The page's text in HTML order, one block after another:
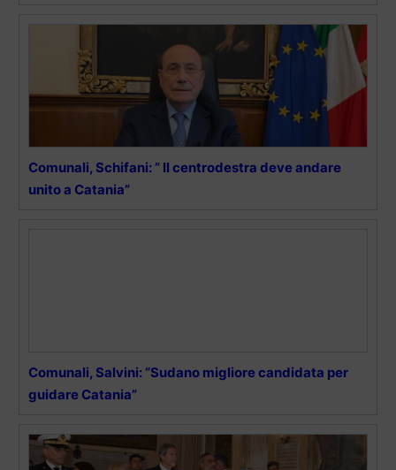
Comunali, Schifani: ” Il centrodestra deve andare
unito a Catania”
Comunali, Salvini: “Sudano migliore candidata per
guidare Catania”